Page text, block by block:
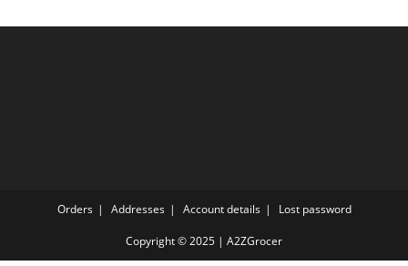
Orders Addresses Account details Lost password
Copyright © 2025 | A2ZGrocer